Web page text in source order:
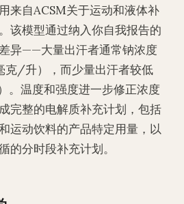
来自ACSM关于运动和液体补
该模型通过纳入你自我报告的
异——大量出汗者通常钠浓度
克/升），而少量出汗者较低
。温度和强度进一步修正浓度
完整的电解质补充计划，包括
运动饮料的产品特定用量，以
的分时段补充计划。